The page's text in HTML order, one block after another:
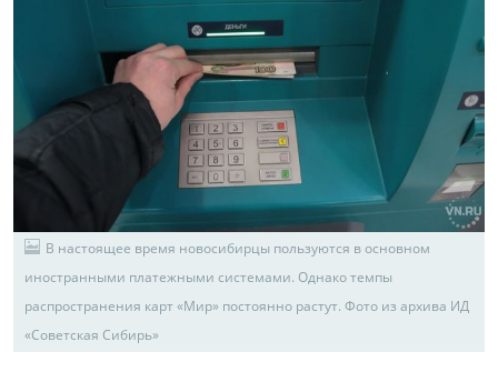
В настоящее время новосибирцы пользуются в основном
иностранными платежными системами. Однако темпы
распространения карт «Мир» постоянно растут. Фото из архива ИД
«Советская Сибирь»